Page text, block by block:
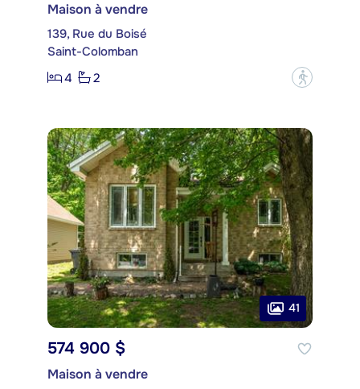
Maison à vendre
139, Rue du Boisé
Saint-Colomban
4
2 ?
41
574 900 $
Maison à vendre